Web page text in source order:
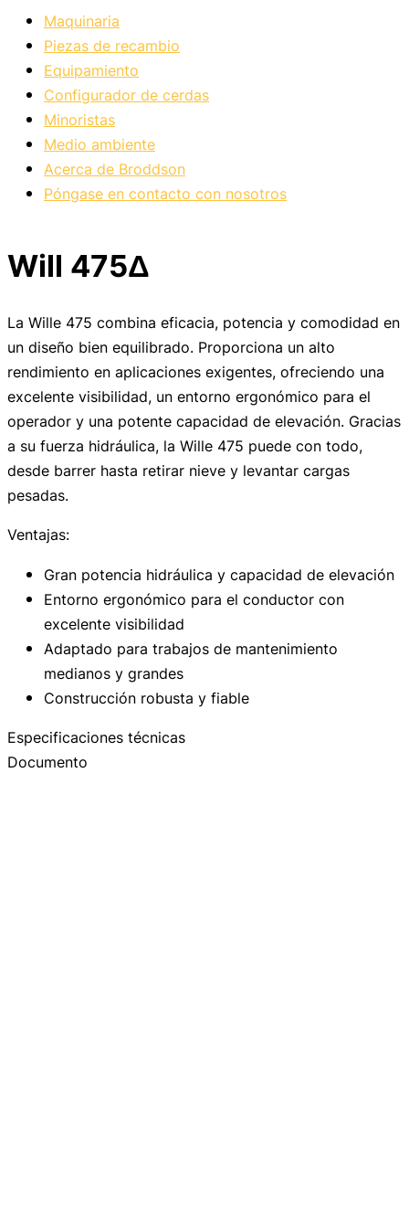
Maquinaria
Piezas de recambio
Equipamiento
Configurador de cerdas
Minoristas
Medio ambiente
Acerca de Broddson
Póngase en contacto con nosotros
Will 475Δ
La Wille 475 combina eficacia, potencia y comodidad en
un diseño bien equilibrado. Proporciona un alto
rendimiento en aplicaciones exigentes, ofreciendo una
excelente visibilidad, un entorno ergonómico para el
operador y una potente capacidad de elevación. Gracias
a su fuerza hidráulica, la Wille 475 puede con todo,
desde barrer hasta retirar nieve y levantar cargas
pesadas.
Ventajas:
Gran potencia hidráulica y capacidad de elevación
Entorno ergonómico para el conductor con
excelente visibilidad
Adaptado para trabajos de mantenimiento
medianos y grandes
Construcción robusta y fiable
Especificaciones técnicas
Documento